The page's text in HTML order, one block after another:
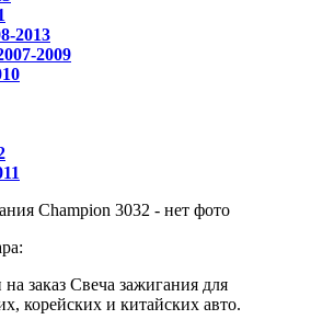
2013
2009
заказ Свеча зажигания для
корейских и китайских авто.